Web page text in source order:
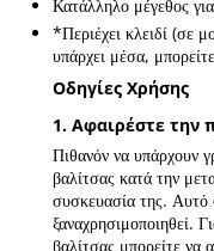
Κατάλληλο μέγεθος
*Περιέχει κλειδί (σε
υπάρχει μέσα,
Οδηγίες Xρήσης
1. Αφαιρέστε την
Πιθανόν να υπάρχουν
βαλίτσας κατά την
συσκευασία της. Αυτό
ξαναχρησιμοποιηθεί.
βαλίτσας μπορείτε να